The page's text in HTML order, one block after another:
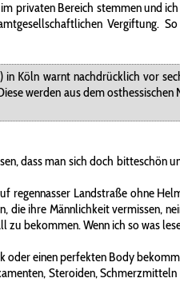
privaten Bereich stemmen
Vergiftung.
Köln warnt nachdrücklich vor
werden aus dem
dass man sich doch
Landstraße ohne
ihre Männlichkeit vermissen,
bekommen. Wenn ich so was
einen perfekten Body
Steroiden,